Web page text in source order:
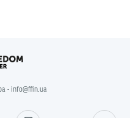
- info@ffin.ua